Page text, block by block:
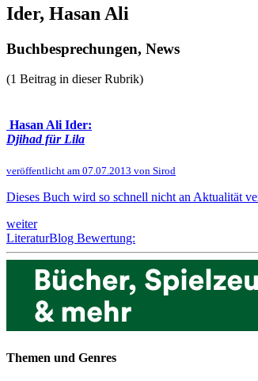
Ider, Hasan Ali
Buchbesprechungen, News
(1 Beitrag in dieser Rubrik)
Hasan Ali Ider:
Djihad für Lila
veröffentlicht am 07.07.2013 von Sirod
Dieses Buch wird so schnell nicht an Aktualität
weiter
LiteraturBlog Bewertung:
Themen und Genres